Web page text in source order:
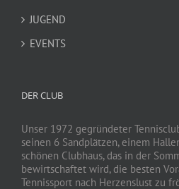
JUGEND
EVENTS
DER CLUB
Unser 1972 gegründeter
seinen 6 Sandplätzen, einem
schönen Clubhaus, das in der
bewirtschaftet wird, die besten
Tennissport nach Herzenslust zu